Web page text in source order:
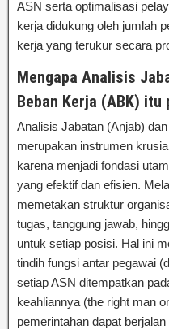
ASN serta optimalisasi
kerja didukung oleh jumlah
kerja yang terukur secara
Mengapa Analisis
Beban Kerja (ABK) itu
Analisis Jabatan (Anjab)
merupakan instrumen
karena menjadi fondasi
yang efektif dan efisien.
memetakan struktur
tugas, tanggung jawab,
untuk setiap posisi. Hal ini
tindih fungsi antar pegawai
setiap ASN ditempatkan
keahliannya (the right man
pemerintahan dapat